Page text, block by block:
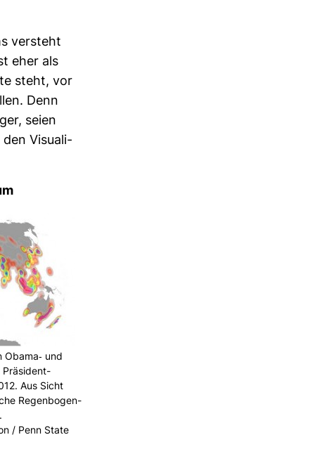
ver­steht
eher als
steht, vor
Denn
seien
den Visua­li­
Obama-​ und
Prä­si­dent­
Aus Sicht
Regen­bo­gen­
/ Penn State